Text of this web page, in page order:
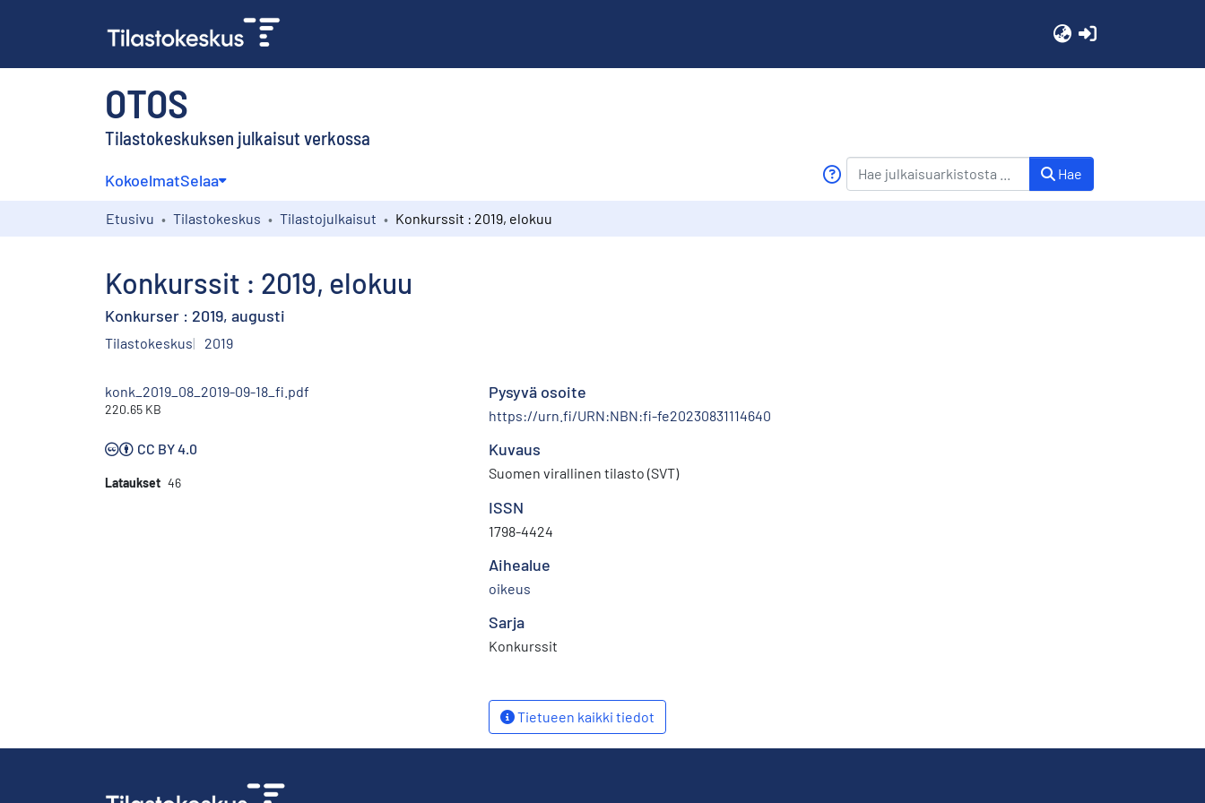
OTOS
Tilastokeskuksen julkaisut verkossa
KokoelmatSelaa Hae
Etusivu Tilastokeskus Tilastojulkaisut Konkurssit : 2019, elokuu
Konkurssit : 2019, elokuu
Konkurser : 2019, augusti
Tilastokeskus 2019
konk_2019_08_2019-09-18_fi.pdf
220.65 KB
CC BY 4.0
Lataukset 46
Pysyvä osoite
https://urn.fi/URN:NBN:fi-fe20230831114640
Kuvaus
Suomen virallinen tilasto (SVT)
ISSN
1798-4424
Aihealue
oikeus
Sarja
Konkurssit
Tietueen kaikki tiedot